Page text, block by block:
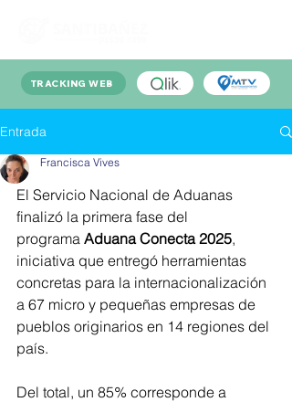
TRACKING WEB
Entrada
Francisca Vives
El Servicio Nacional de Aduanas
finalizó la primera fase del
programa Aduana Conecta 2025,
iniciativa que entregó herramientas
concretas para la internacionalización
a 67 micro y pequeñas empresas de
pueblos originarios en 14 regiones del
país.
Del total, un 85% corresponde a